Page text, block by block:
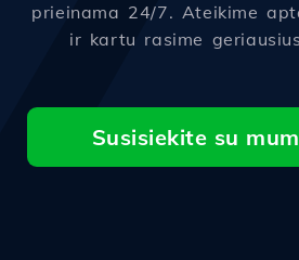
prieinama 24/7. Ateikime
ir kartu rasime
Susisiekite su